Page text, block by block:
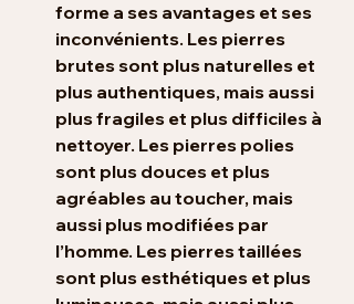
forme a ses avantages et ses
inconvénients. Les pierres
brutes sont plus naturelles et
plus authentiques, mais aussi
plus fragiles et plus difficiles à
nettoyer. Les pierres polies
sont plus douces et plus
agréables au toucher, mais
aussi plus modifiées par
l’homme. Les pierres taillées
sont plus esthétiques et plus